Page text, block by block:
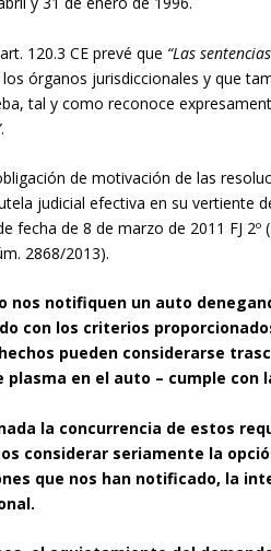
120.3 CE prevé que “Las
órganos jurisdiccionales y que
tal y como reconoce
.
de motivación de las
judicial efectiva en su vertiente
fecha de 8 de marzo de 2011 FJ
2868/2013).
nos notifiquen un auto
con los criterios
pueden considerarse
plasma en el auto – cumple
la concurrencia de estos
considerar seriamente la
que nos han notificado, la